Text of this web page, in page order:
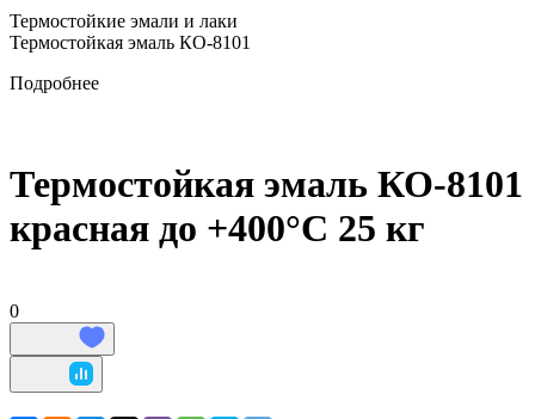
Термостойкие эмали и лаки
Термостойкая эмаль КО-8101
Подробнее
Термостойкая эмаль КО-8101
красная до +400°C 25 кг
0